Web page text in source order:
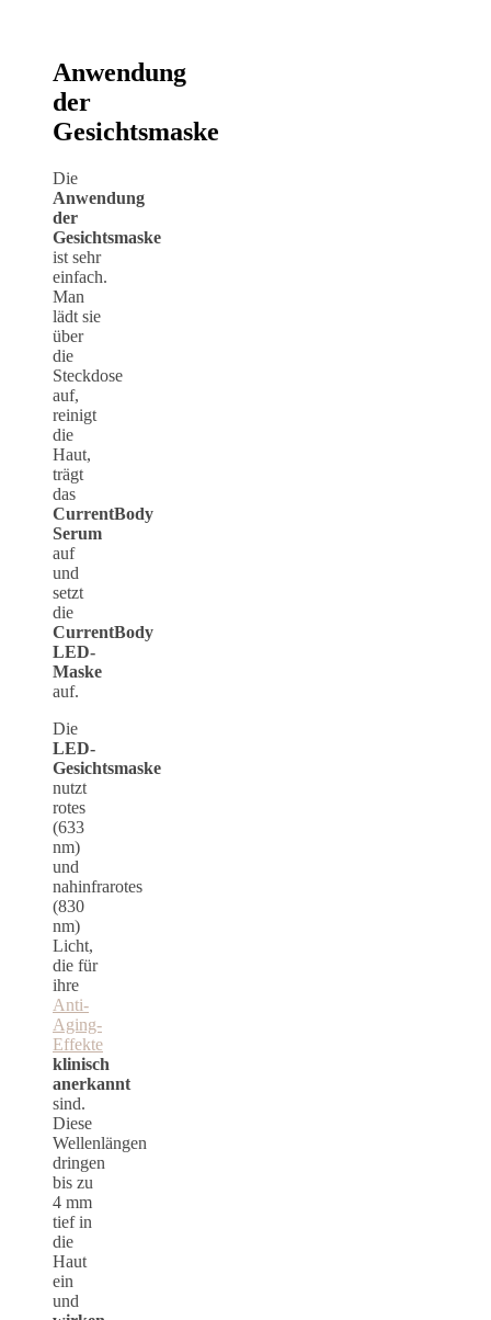
Anwendung
der
Gesichtsmaske
Die
Anwendung
der
Gesichtsmaske
ist sehr
einfach.
Man
lädt sie
über
die
Steckdose
auf,
reinigt
die
Haut,
trägt
das
CurrentBody
Serum
auf
und
setzt
die
CurrentBody
LED-
Maske
auf.
Die
LED-
Gesichtsmaske
nutzt
rotes
(633
nm)
und
nahinfrarotes
(830
nm)
Licht,
die für
ihre
Anti-
Aging-
Effekte
klinisch
anerkannt
sind.
Diese
Wellenlängen
dringen
bis zu
4 mm
tief in
die
Haut
ein
und